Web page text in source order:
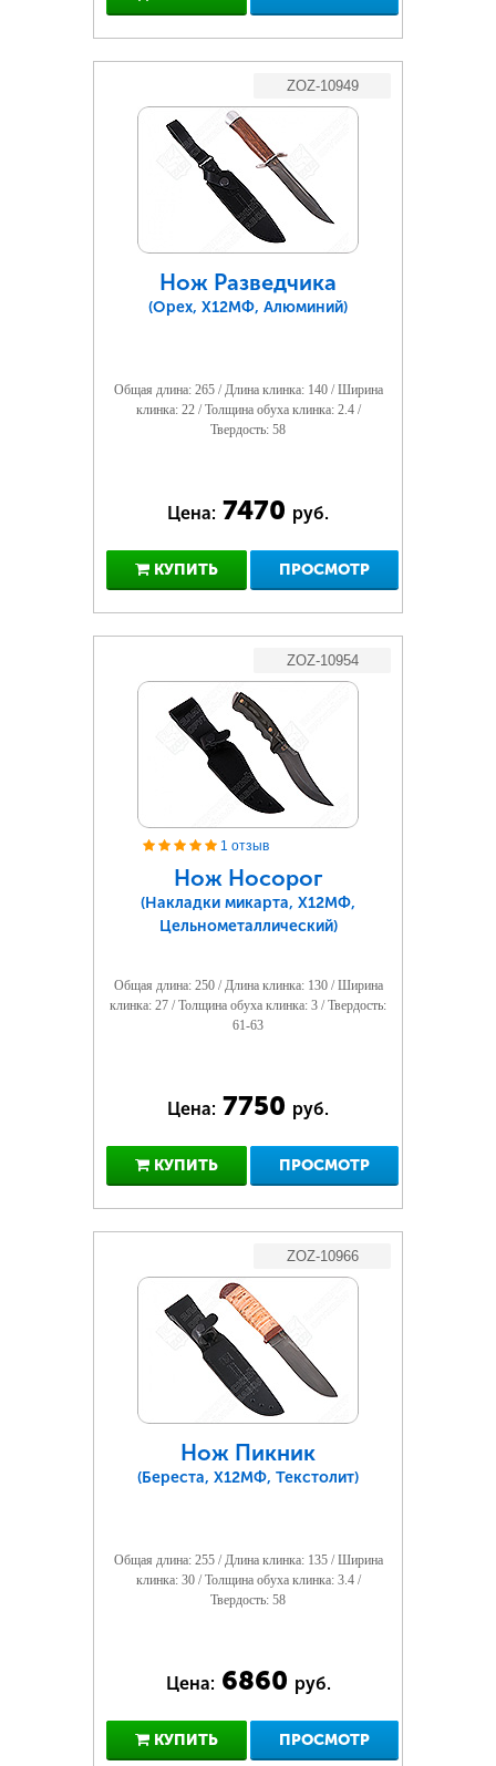
ZOZ-10949
Нож Разведчика
(Орех, Х12МФ, Алюминий)
Общая длина: 265 / Длина клинка: 140 / Ширина
клинка: 22 / Толщина обуха клинка: 2.4 /
Твердость: 58
Цена: 7470 руб.
КУПИТЬ ПРОСМОТР
ZOZ-10954
1 отзыв
Нож Носорог
(Накладки микарта, Х12МФ,
Цельнометаллический)
Общая длина: 250 / Длина клинка: 130 / Ширина
клинка: 27 / Толщина обуха клинка: 3 / Твердость:
61-63
Цена: 7750 руб.
КУПИТЬ ПРОСМОТР
ZOZ-10966
Нож Пикник
(Береста, Х12МФ, Текстолит)
Общая длина: 255 / Длина клинка: 135 / Ширина
клинка: 30 / Толщина обуха клинка: 3.4 /
Твердость: 58
Цена: 6860 руб.
КУПИТЬ ПРОСМОТР